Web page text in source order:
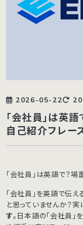
2026-05-22
「会社員」は英
自己紹介フレー
「会社員」は英語で？
「会社員」を英語で伝え
と思っていませんか？実
す。日本語の「会社員